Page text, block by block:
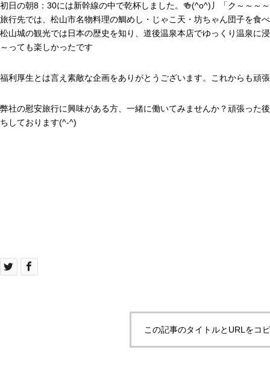
初日の朝8：30には新幹線の中で乾杯しました。🍻(^o^)丿「ク～～～
旅行先では、松山市名物料理の鯛めし・じゃこ天・坊ちゃん団子を食
松山城の観光では日本の歴史を知り、道後温泉本店でゆっくり温泉に
～っても楽しかったです
福利厚生とは言え素敵な企画をありがとうございます。これからも頑
弊社の慰安旅行に興味がある方、一緒に働いてみませんか？頑張った
ちしております(^-^)
この記事のタイトルとURLをコ